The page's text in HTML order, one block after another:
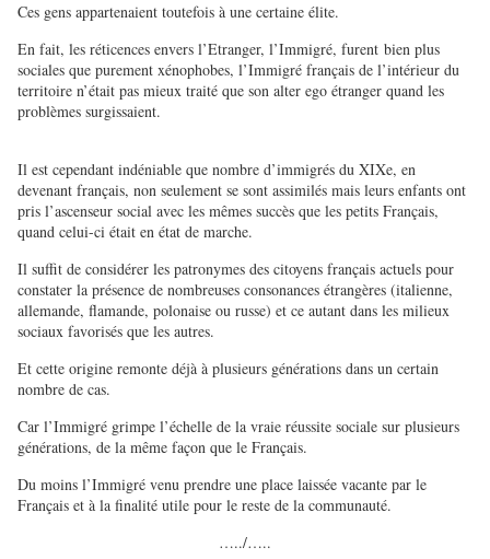
Ces gens appartenaient toutefois à une certaine élite.
En fait, les réticences envers l’Etranger, l’Immigré, furent bien plus
sociales que purement xénophobes, l’Immigré français de l’intérieur du
territoire n’était pas mieux traité que son alter ego étranger quand les
problèmes surgissaient.
Il est cependant indéniable que nombre d’immigrés du XIXe, en
devenant français, non seulement se sont assimilés mais leurs enfants ont
pris l’ascenseur social avec les mêmes succès que les petits Français,
quand celui-ci était en état de marche.
Il suffit de considérer les patronymes des citoyens français actuels pour
constater la présence de nombreuses consonances étrangères (italienne,
allemande, flamande, polonaise ou russe) et ce autant dans les milieux
sociaux favorisés que les autres.
Et cette origine remonte déjà à plusieurs générations dans un certain
nombre de cas.
Car l’Immigré grimpe l’échelle de la vraie réussite sociale sur plusieurs
générations, de la même façon que le Français.
Du moins l’Immigré venu prendre une place laissée vacante par le
Français et à la finalité utile pour le reste de la communauté.
…../…..